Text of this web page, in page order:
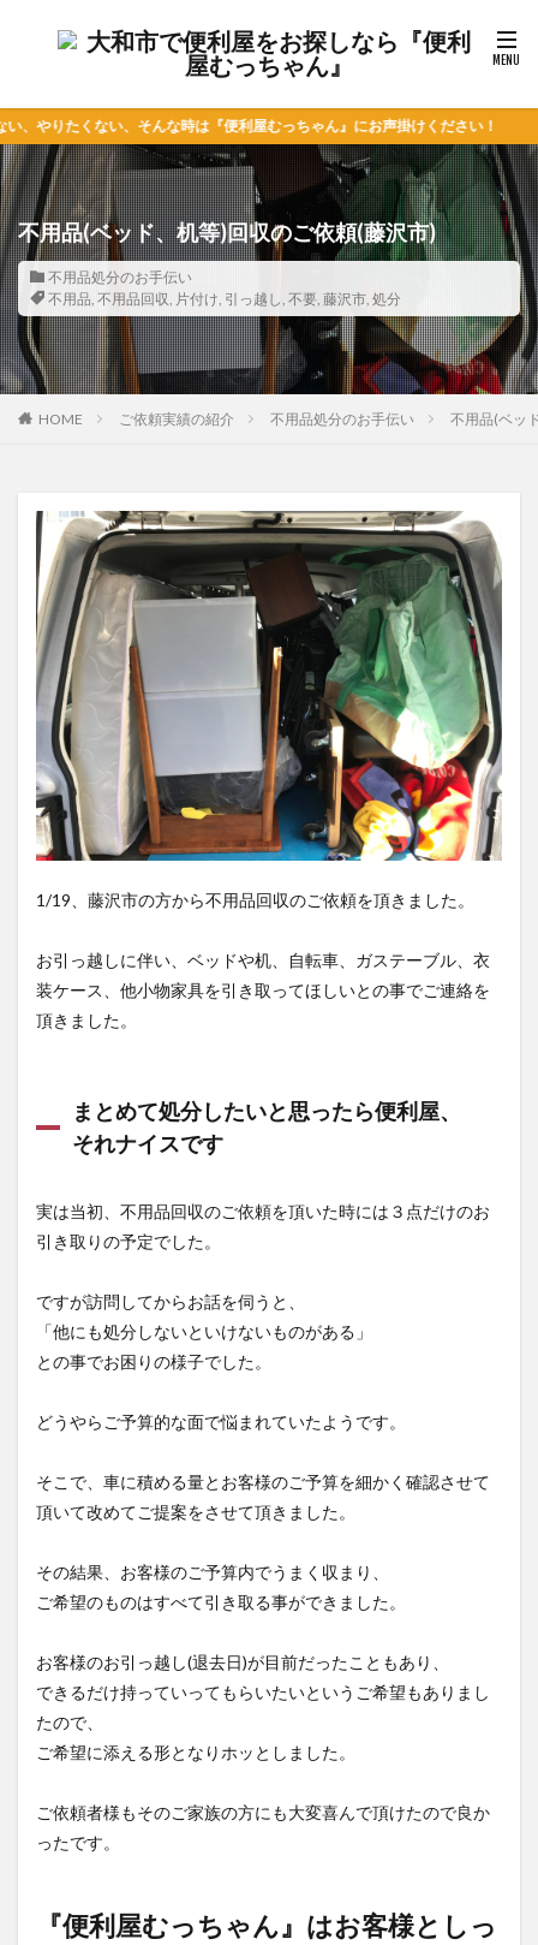
、そんな時は『便利屋むっちゃん』にお声掛けください！
不用品(ベッド、机等)回収のご依頼(藤沢市)
不用品処分のお手伝い
不用品, 不用品回収, 片付け, 引っ越し, 不要, 藤沢市, 処分
HOME ご依頼実績の紹介 不用品処分のお手伝い 不用品(ベッ
1/19、藤沢市の方から不用品回収のご依頼を頂きました。
お引っ越しに伴い、ベッドや机、自転車、ガステーブル、衣
装ケース、他小物家具を引き取ってほしいとの事でご連絡を
頂きました。
まとめて処分したいと思ったら便利屋、
それナイスです
実は当初、不用品回収のご依頼を頂いた時には３点だけのお
引き取りの予定でした。
ですが訪問してからお話を伺うと、
「他にも処分しないといけないものがある」
との事でお困りの様子でした。
どうやらご予算的な面で悩まれていたようです。
そこで、車に積める量とお客様のご予算を細かく確認させて
頂いて改めてご提案をさせて頂きました。
その結果、お客様のご予算内でうまく収まり、
ご希望のものはすべて引き取る事ができました。
お客様のお引っ越し(退去日)が目前だったこともあり、
できるだけ持っていってもらいたいというご希望もありまし
たので、
ご希望に添える形となりホッとしました。
ご依頼者様もそのご家族の方にも大変喜んで頂けたので良か
ったです。
『便利屋むっちゃん』はお客様としっ